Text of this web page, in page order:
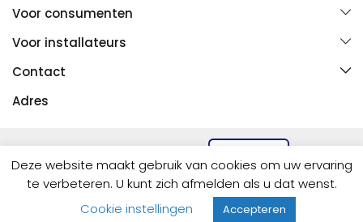
Mijn account
Algemene voorwaarden
Disclaimer
Meubels
Spiegels
Wastafels
Projecten
Voor consumenten
Vind een installateur
Ruilen of retourneren
Bezorgen of ophalen
Voor installateurs
Bestellen en betalen
FAQ
Contact
033 258 7442
Adres
3752 LZ Bunschoten-Spakenburg
Deze website maakt gebruik van cookies om uw ervaring
te verbeteren. U kunt zich afmelden als u dat wenst.
Cookie instellingen
Accepteren